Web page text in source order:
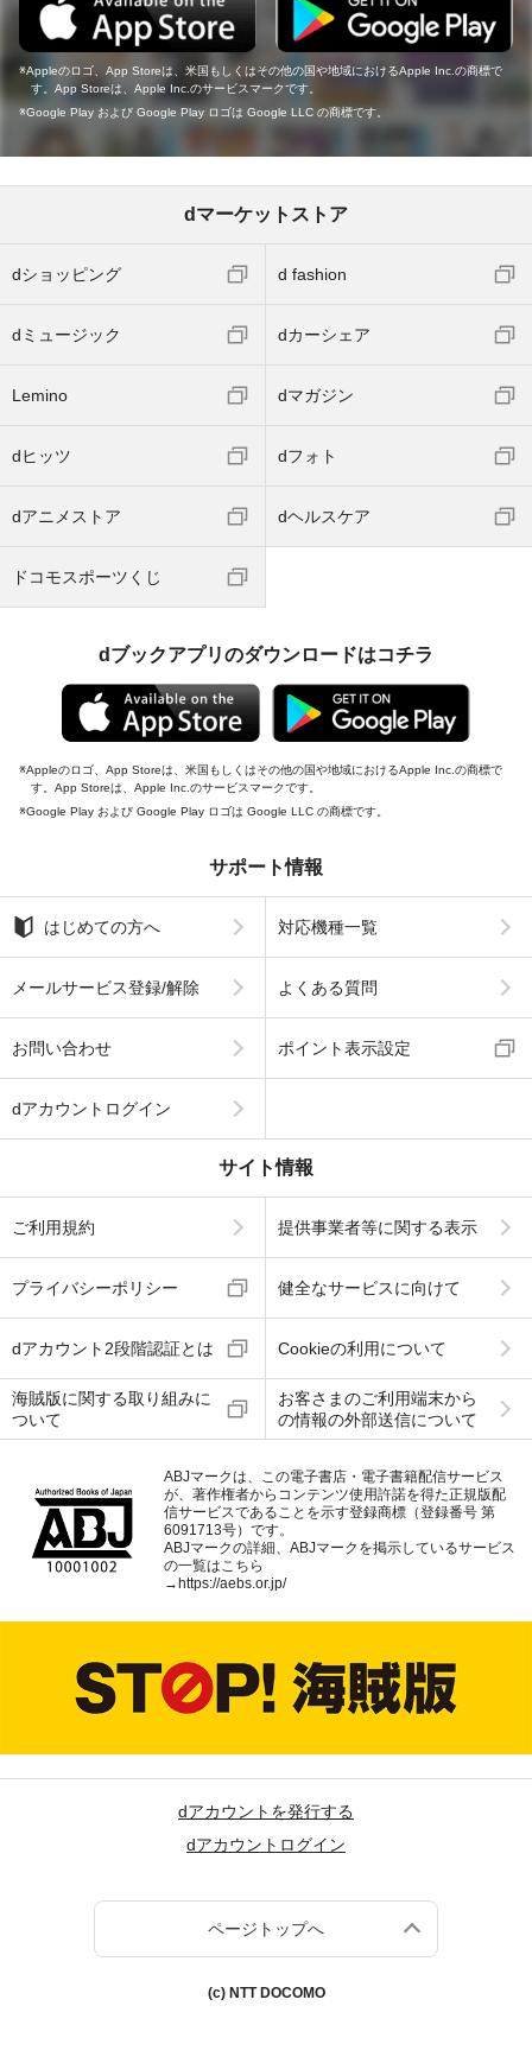
Appleのロゴ、App Storeは、米国もしくはその他の国や地域におけるApple Inc.の商標で
す。App Storeは、Apple Inc.のサービスマークです。
Google Play および Google Play ロゴは Google LLC の商標です。
dマーケットストア
dショッピング d fashion
dミュージック dカーシェア
Lemino dマガジン
dヒッツ dフォト
dアニメストア dヘルスケア
ドコモスポーツくじ
dブックアプリのダウンロードはコチラ
Appleのロゴ、App Storeは、米国もしくはその他の国や地域におけるApple Inc.の商標で
す。App Storeは、Apple Inc.のサービスマークです。
Google Play および Google Play ロゴは Google LLC の商標です。
サポート情報
はじめての方へ 対応機種一覧
メールサービス登録/解除 よくある質問
お問い合わせ ポイント表示設定
dアカウントログイン
サイト情報
ご利用規約 提供事業者等に関する表示
プライバシーポリシー 健全なサービスに向けて
dアカウント2段階認証とは Cookieの利用について
海賊版に関する取り組みに
ついて
お客さまのご利用端末から
の情報の外部送信について
ABJマークは、この電子書店・電子書籍配信サービス
が、著作権者からコンテンツ使用許諾を得た正規版配
信サービスであることを示す登録商標（登録番号 第
6091713号）です。
ABJマークの詳細、ABJマークを掲示しているサービス
の一覧はこちら
→ https://aebs.or.jp/
dアカウントを発行する
dアカウントログイン
ページトップへ
(c) NTT DOCOMO